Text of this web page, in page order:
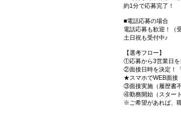
約1分で応募完了！
■電話応募の場合
電話応募も歓迎！（
土日祝も受付中♪
【選考フロー】
①応募から3営業日を
②面接日時を決定！
★スマホでWEB面接
③面接実施（履歴書不
④勤務開始（スター
※ご希望があれば、